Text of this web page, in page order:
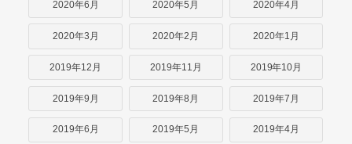
2020年6月 2020年5月 2020年4月
2020年3月 2020年2月 2020年1月
2019年12月 2019年11月 2019年10月
2019年9月 2019年8月 2019年7月
2019年6月 2019年5月 2019年4月